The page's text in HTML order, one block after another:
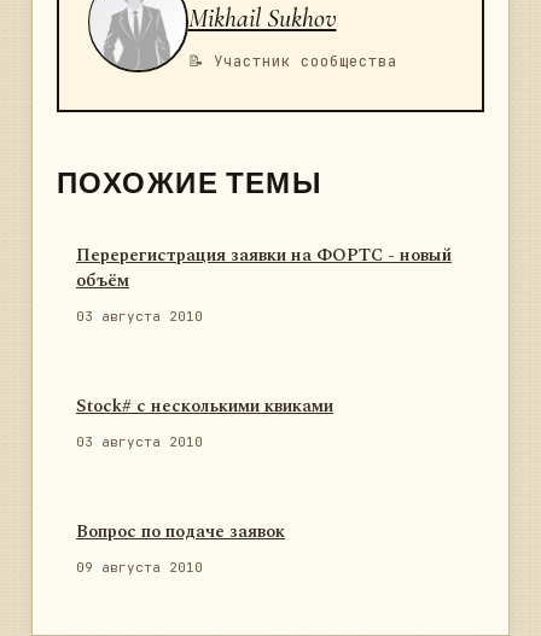
Mikhail Sukhov
📝 Участник сообщества
ПОХОЖИЕ ТЕМЫ
Перерегистрация заявки на ФОРТС - новый
объём
03 августа 2010
Stock# с несколькими квиками
03 августа 2010
Вопрос по подаче заявок
09 августа 2010